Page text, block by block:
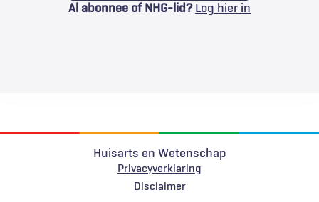
Al abonnee of NHG-lid? Log hier in
Huisarts en Wetenschap
Privacyverklaring
Voet
Disclaimer